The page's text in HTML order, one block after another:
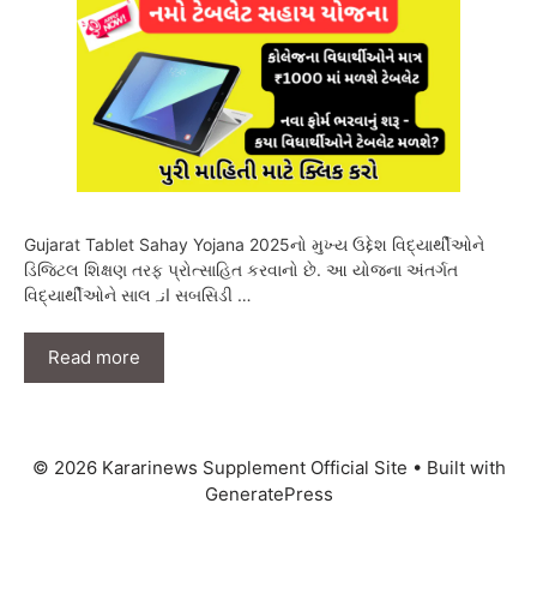
Gujarat Tablet Sahay Yojana 2025નો મુખ્ય ઉદ્દેશ વિદ્યાર્થીઓને
ડિજિટલ શિક્ષણ તરફ પ્રોત્સાહિત કરવાનો છે. આ યોજના અંતર્ગત
વિદ્યાર્થીઓને સાલانہ સબસિડી …
Read more
© 2026 Kararinews Supplement Official Site • Built with
GeneratePress